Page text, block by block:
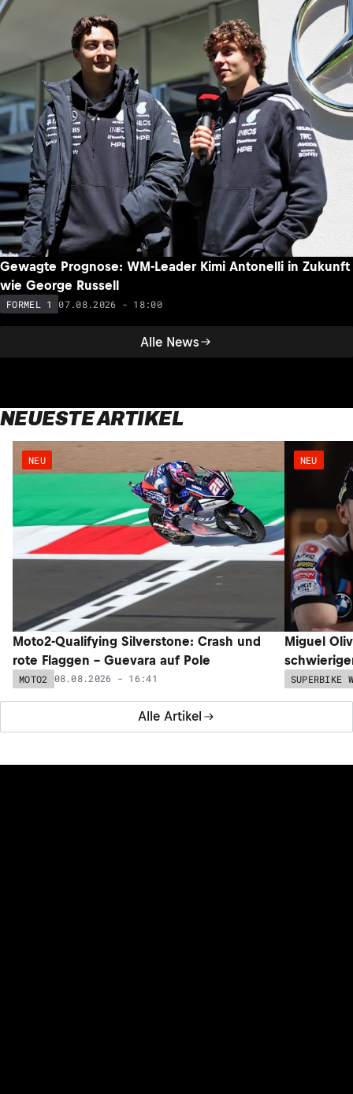
Alle News
Gewagte Prognose: WM-Leader Kimi Antonelli in Zukunft
wie George Russell
FORMEL 1 07.08.2026 - 18:00
NEUESTE ARTIKEL
Alle Artikel
NEU
Moto2-Qualifying Silverstone: Crash und
rote Flaggen – Guevara auf Pole
MOTO2 08.08.2026 - 16:41
NEU
Miguel
SUPERBIKE